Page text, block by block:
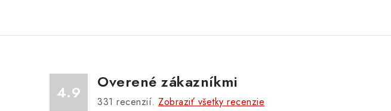
4.9
Overené zákazníkmi
331 recenzií. Zobraziť všetky recenzie